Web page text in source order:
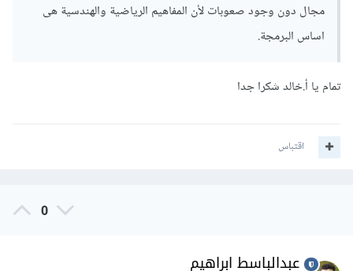
مجال دون وجود صعوبات لأن المفاهيم الرياضية والهندسية هى
اساس البرمجة.
تمام يا أ.خالد شكرا جدا
اقتباس
0
عبدالباسط ابراهيم